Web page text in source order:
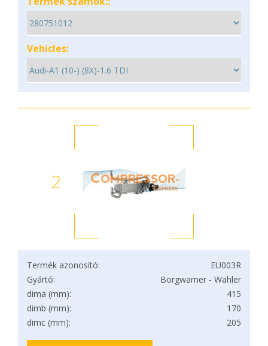
Vehicles:
2
Termék azonosító:
EU003R
Gyártó:
Borgwarner - Wahler
dima (mm):
415
dimb (mm):
170
dimc (mm):
205